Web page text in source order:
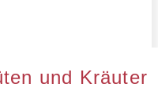
und Kräuter
und Kräuter